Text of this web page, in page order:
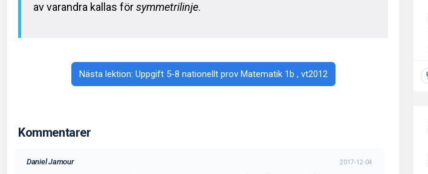
av varandra kallas försymmetrilinje.
Nästa lektion: Uppgift 5-8 nationellt prov Matematik 1b , vt2012
Kommentarer
Daniel Jamour 2017-12-04